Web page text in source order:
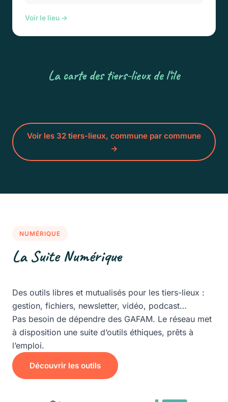
Voir le lieu →
La carte des tiers-lieux de l'île
Voir les 32 tiers-lieux, commune par commune
→
NUMÉRIQUE
La Suite Numérique
Des outils libres et mutualisés pour les tiers-lieux :
gestion, fichiers, newsletter, vidéo, podcast…
Pas besoin de dépendre des GAFAM. Le réseau met
à disposition une suite d’outils éthiques, prêts à
l’emploi.
Découvrir les outils